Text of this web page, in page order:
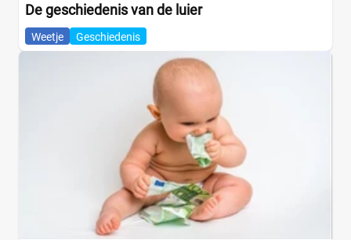
De geschiedenis van de luier
Weetje Geschiedenis